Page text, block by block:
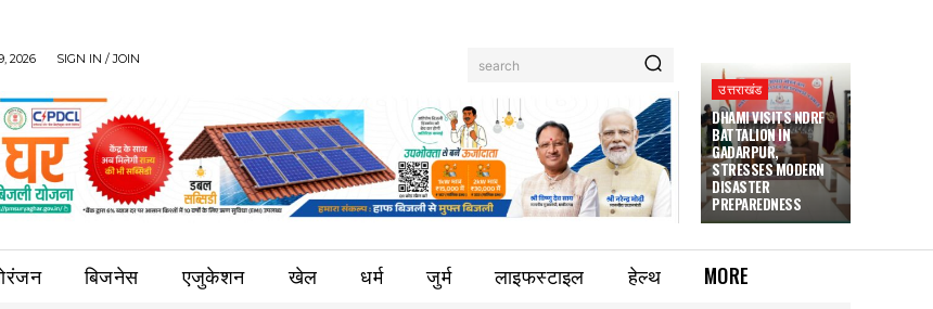
2026 SIGN IN / JOIN search
उत्तराखंड
DHAMI VISITS NDRF
BATTALION IN
GADARPUR,
STRESSES MODERN
DISASTER
PREPAREDNESS
बिजनेस एजुकेशन खेल धर्म जुर्म लाइफस्टाइल हेल्थ MORE